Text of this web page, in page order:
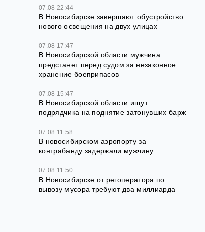
07.08 22:44
В Новосибирске завершают обустройство
нового освещения на двух улицах
07.08 17:47
В Новосибирской области мужчина
предстанет перед судом за незаконное
хранение боеприпасов
07.08 15:47
В Новосибирской области ищут
подрядчика на поднятие затонувших барж
07.08 11:58
В новосибирском аэропорту за
контрабанду задержали мужчину
07.08 11:50
В Новосибирске от регоператора по
вывозу мусора требуют два миллиарда